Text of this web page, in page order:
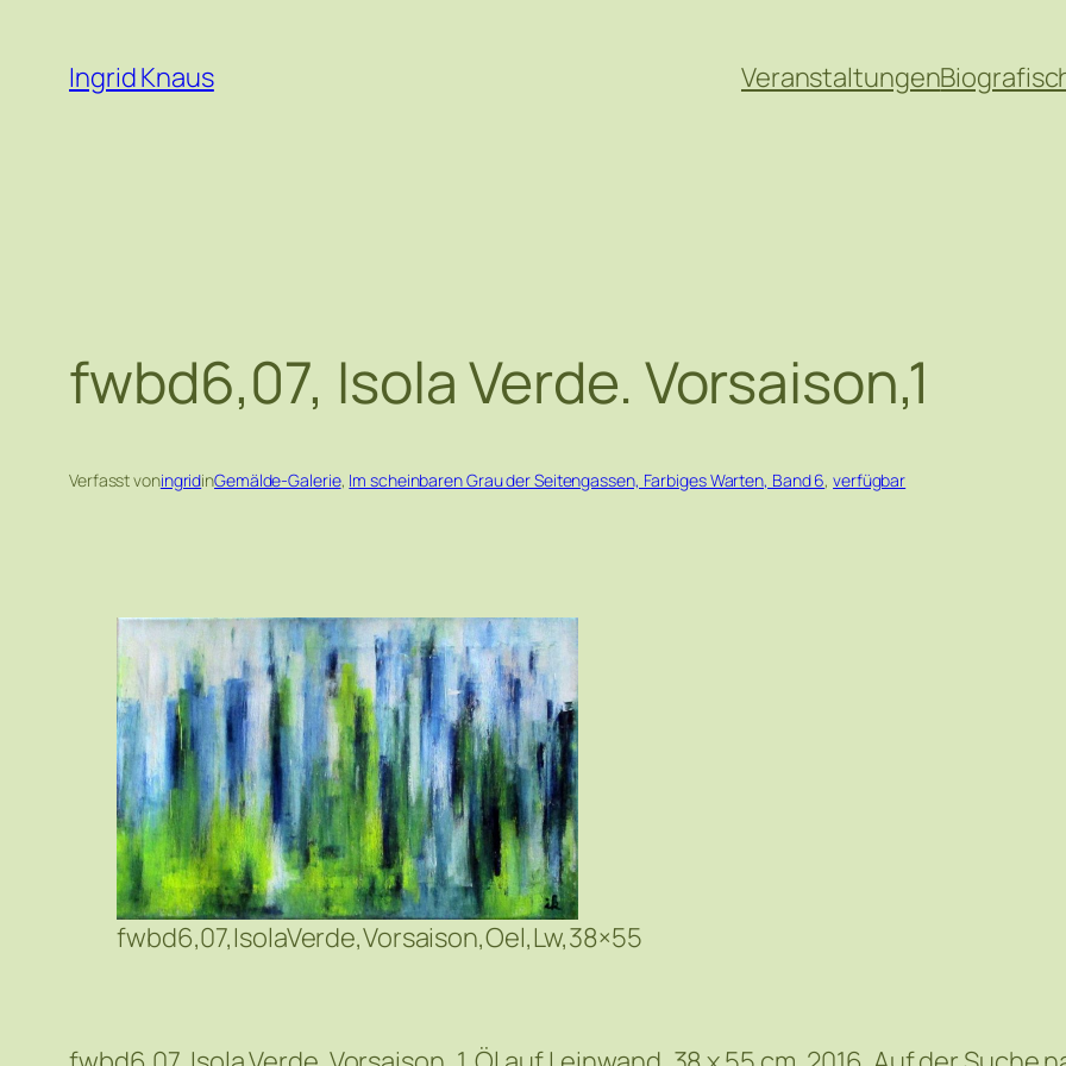
Inhalt
springen
Ingrid Knaus Veranstaltungen
fwbd6,07, Isola Verde. Vorsaison,1
Verfasst voningridinGemälde-Galerie, Im scheinbaren Grau der Seitengassen, Farbiges Warten, Band 6, verfügbar
fwbd6,07,IsolaVerde,Vorsaison,Oel,Lw,38×55